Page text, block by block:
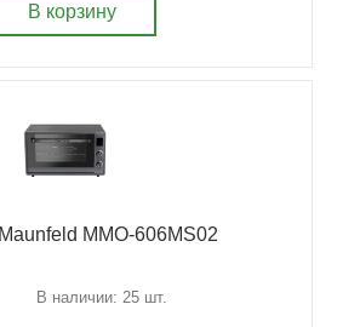
В корзину
MMO-606MS02
В наличии: 25 шт.